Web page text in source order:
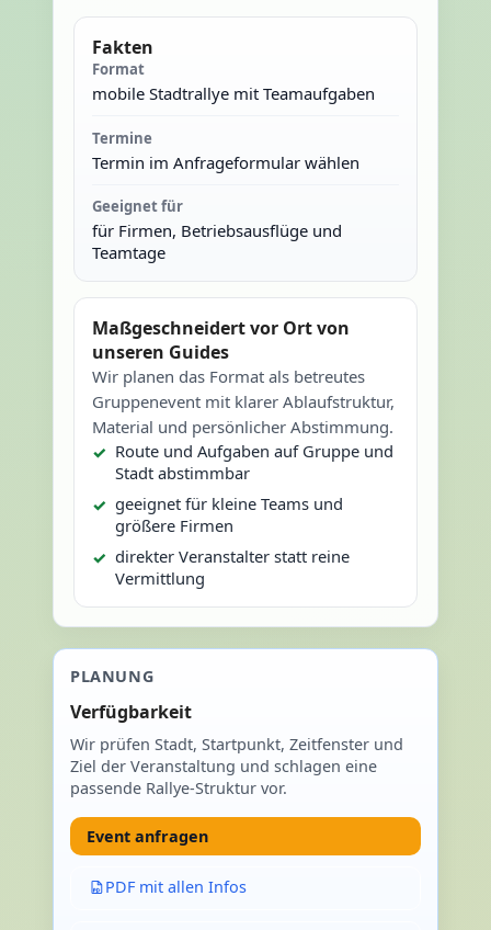
Fakten
Format
mobile Stadtrallye mit Teamaufgaben
Termine
Termin im Anfrageformular wählen
Geeignet für
für Firmen, Betriebsausflüge und
Teamtage
Maßgeschneidert vor Ort von
unseren Guides
Wir planen das Format als betreutes
Gruppenevent mit klarer Ablaufstruktur,
Material und persönlicher Abstimmung.
Route und Aufgaben auf Gruppe und
Stadt abstimmbar
geeignet für kleine Teams und
größere Firmen
direkter Veranstalter statt reine
Vermittlung
PLANUNG
Verfügbarkeit
Wir prüfen Stadt, Startpunkt, Zeitfenster und
Ziel der Veranstaltung und schlagen eine
passende Rallye-Struktur vor.
Event anfragen
PDF mit allen Infos